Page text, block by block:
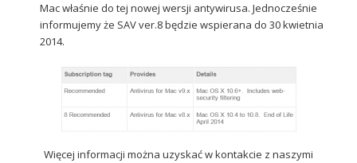
Mac właśnie do tej nowej wersji antywirusa. Jednocześnie
informujemy że SAV ver.8 będzie wspierana do 30 kwietnia
2014.
Więcej informacji można uzyskać w kontakcie z naszymi